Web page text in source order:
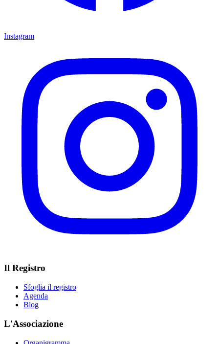
Instagram
Il Registro
Sfoglia il registro
Agenda
Blog
L'Associazione